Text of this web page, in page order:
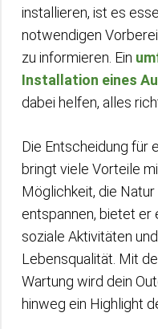
installieren, ist es
notwendigen
zu informieren. Ein
Installation eines
dabei helfen, alles
Die Entscheidung für
bringt viele Vorteile
Möglichkeit, die
entspannen, bietet er
soziale Aktivitäten
Lebensqualität. Mit
Wartung wird dein
hinweg ein Highlight